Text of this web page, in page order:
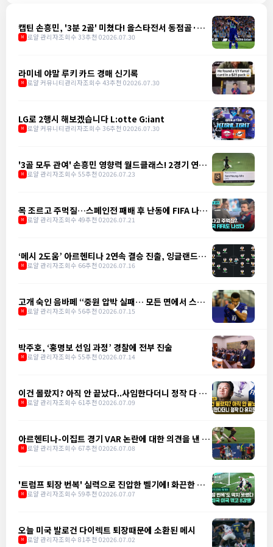
캡틴 손흥민, '3분 2골' 미쳤다! 올스타전서 동점골·역
전골 폭발
M 로얄 관리자조회수 33추천 02026.07.30
라미네 야말 루키 카드 경매 신기록
M 로얄 커뮤니티관리자조회수 43추천 02026.07.30
LG로 2행시 해보겠습니다 L:otte G:iant
M 로얄 커뮤니티관리자조회수 36추천 02026.07.30
'3골 모두 관여' 손흥민 영향력 월드클래스! 2경기 연속
골로 LAFC 3-1 승리 견인
M 로얄 관리자조회수 55추천 02026.07.23
목 조르고 주먹질…스페인전 패배 후 난동에 FIFA 나섰
다
M 로얄 관리자조회수 49추천 02026.07.21
‘메시 2도움’ 아르헨티나 2연속 결승 진출, 잉글랜드에
2-1 역전승
M 로얄 관리자조회수 66추천 02026.07.16
고개 숙인 음바페 “중원 압박 실패… 모든 면에서 스페
인에 밀려"
M 로얄 관리자조회수 56추천 02026.07.15
박주호, ‘홍명보 선임 과정’ 경찰에 전부 진술
M 로얄 관리자조회수 55추천 02026.07.14
이건 몰랐지? 아직 안 끝났다..사임한다더니 정작 다 유
지한다
M 로얄 관리자조회수 61추천 02026.07.09
아르헨티나-이집트 경기 VAR 논란에 대한 의견을 낸 앙
리
M 로얄 관리자조회수 67추천 02026.07.08
'트럼프 퇴장 번복' 실력으로 진압한 벨기에! 화끈한 정
의구현
M 로얄 관리자조회수 59추천 02026.07.07
오늘 미국 발로건 다이렉트 퇴장때문에 소환된 메시
M 로얄 관리자조회수 81추천 02026.07.02